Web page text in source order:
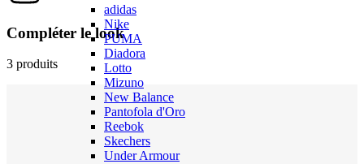
adidas
Nike
PUMA
Diadora
Lotto
Mizuno
New Balance
Pantofola d'Oro
Reebok
Skechers
Under Armour
Compléter le look
3 produits